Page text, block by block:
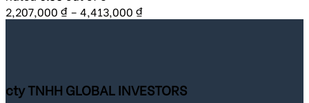
2,207,000 ₫ – 4,413,000 ₫
cty TNHH GLOBAL INVESTORS